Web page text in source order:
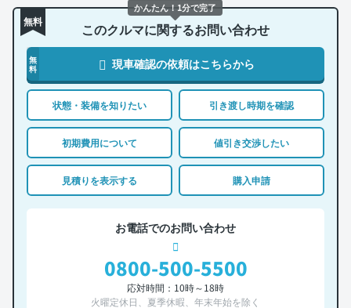
無料 このクルマに関するお問い合わせ
無
料
現車確認の依頼はこちらから
状態・装備を知りたい 引き渡し時期を確認
初期費用について 値引き交渉したい
見積りを表示する 購入申請
お電話でのお問い合わせ
0800-500-5500
応対時間：10時～18時
火曜定休日、夏季休暇、年末年始を除く
かんたん！1分で完了